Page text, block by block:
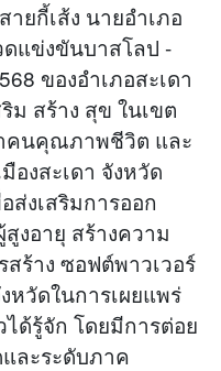
ยกี้เส้ง นายอำเภอ
ดแข่งขันบาสโลป -
ของอำเภอสะเดา
ม สร้าง สุข ในเขต
คนคุณภาพชีวิต และ
องสะเดา จังหวัด
ส่งเสริมการออก
งอายุ สร้างความ
ร้าง ซอฟต์พาวเวอร์
หวัดในการเผยแพร่
ด้รู้จัก โดยมีการต่อย
ละระดับภาค